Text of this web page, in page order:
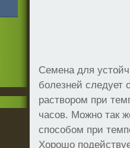
Семена для
болезней следует
раствором при
часов. Можно так
способом при
Хорошо